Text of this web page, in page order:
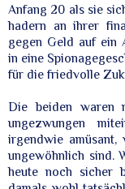
Anfang 20 als sie
hadern an ihrer
gegen Geld auf ein
in eine
für die friedvolle
Die beiden waren
ungezwungen
irgendwie
ungewöhnlich sind.
heute noch sicher